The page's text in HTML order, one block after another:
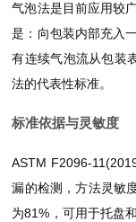
气泡法是目前应用较
是：向包装内部充入
有连续气泡流从包装
法的代表性标准。
标准依据与灵敏度
ASTM F2096-
漏的检测，方法灵敏
为81%，可用于托盘